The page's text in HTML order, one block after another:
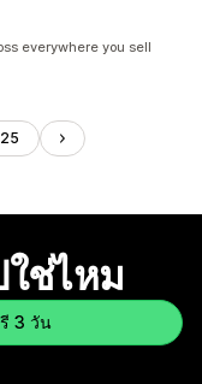
everywhere you sell
25
ใช่ไหม
3 วัน